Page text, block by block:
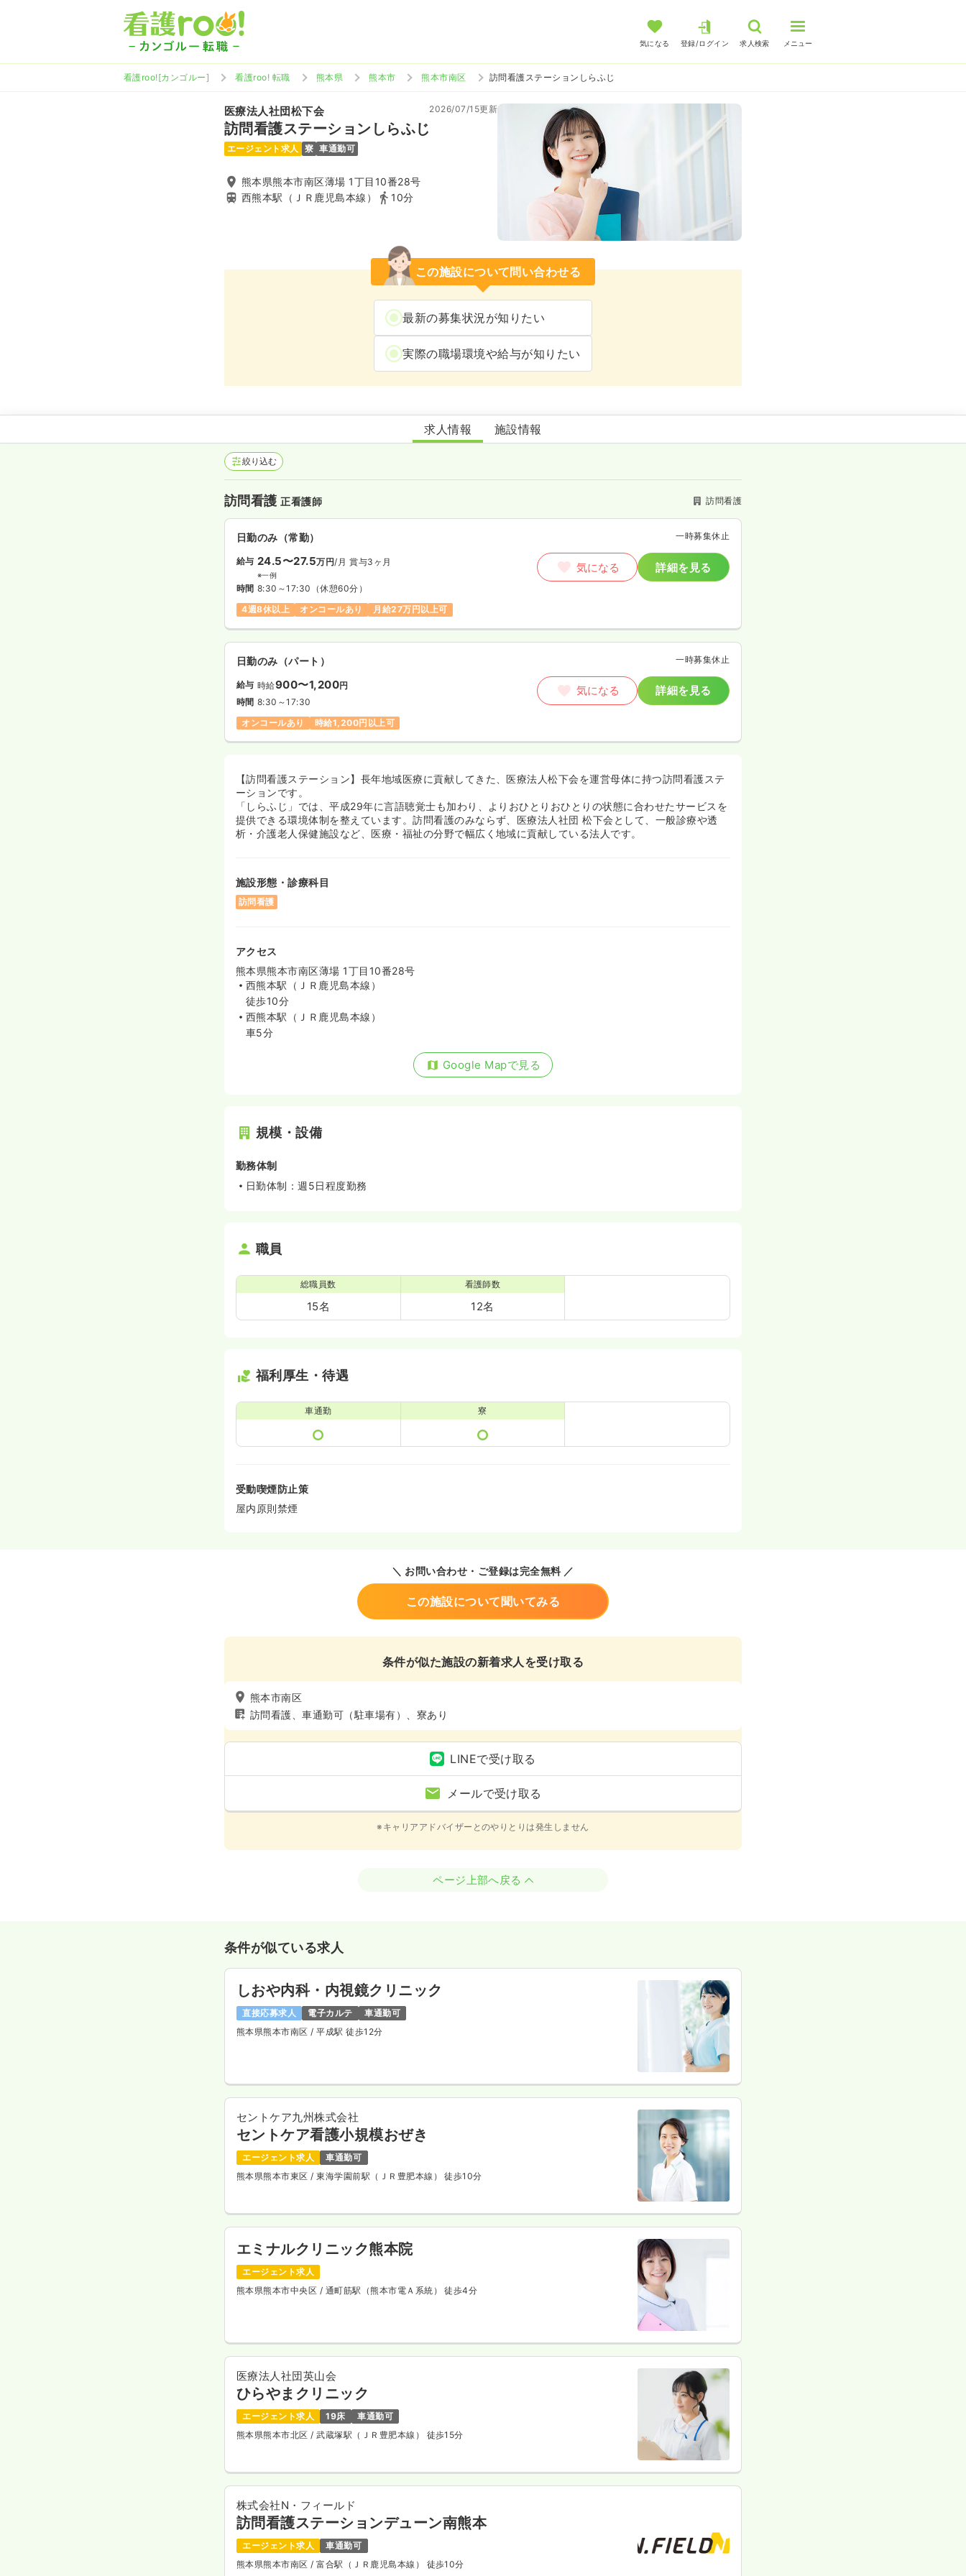
気になる 登録/ログイン 求人検索 メニュー
看護roo![カンゴルー] 看護roo! 転職 熊本県 熊本市 熊本市南区 訪問看護ステーションしらふじ
医療法人社団松下会
訪問看護ステーションしらふじ
2026/07/15更新
エージェント求人 寮 車通勤可
熊本県熊本市南区薄場 1丁目10番28号
西熊本駅（ＪＲ鹿児島本線）
10分
この施設について問い合わせる
最新の募集状況が知りたい
実際の職場環境や給与が知りたい
訪問看護ステーションしらふじ
求人情報 施設情報
絞り込む
訪問看護正看護師 訪問看護
日勤のみ（常勤） 一時募集休止
給与 24.5〜27.5万円/月 賞与3ヶ月
※一例
時間 8:30～17:30 （休憩60分）
4週8休以上
オンコールあり 月給27万円以上可
気になる 詳細を見る
日勤のみ（パート） 一時募集休止
給与 時給900〜1,200円
時間 8:30～17:30
オンコールあり
時給1,200円以上可
気になる 詳細を見る
【訪問看護ステーション】長年地域医療に貢献してきた、医療法人松下会を運営母体に持つ訪問看護ステ
ーションです。
「しらふじ」では、平成29年に言語聴覚士も加わり、よりおひとりおひとりの状態に合わせたサービスを
提供できる環境体制を整えています。訪問看護のみならず、医療法人社団 松下会として、一般診療や透
析・介護老人保健施設など、医療・福祉の分野で幅広く地域に貢献している法人です。
施設形態・診療科目
訪問看護
アクセス
熊本県熊本市南区薄場 1丁目10番28号
西熊本駅（ＪＲ鹿児島本線）
徒歩10分
西熊本駅（ＪＲ鹿児島本線）
車5分
Google Mapで見る
規模・設備
勤務体制
日勤体制：週5日程度勤務
職員
総職員数
15名
看護師数
12名
福利厚生・待遇
車通勤 寮
受動喫煙防止策
屋内原則禁煙
＼ お問い合わせ・ご登録は完全無料 ／
この施設について聞いてみる
条件が似た施設の新着求人を受け取る
熊本市南区
訪問看護、車通勤可（駐車場有）、寮あり
LINEで受け取る
メールで受け取る
※キャリアアドバイザーとのやりとりは発生しません
ページ上部へ戻る
条件が似ている求人
しおや内科・内視鏡クリニック
直接応募求人 電子カルテ
車通勤可
熊本県熊本市南区/ 平成駅 徒歩12分
セントケア九州株式会社
セントケア看護小規模おぜき
エージェント求人
車通勤可
熊本県熊本市東区/ 東海学園前駅（ＪＲ豊肥本線） 徒歩10分
エミナルクリニック熊本院
エージェント求人
熊本県熊本市中央区 / 通町筋駅（熊本市電Ａ系統） 徒歩4分
医療法人社団英山会
ひらやまクリニック
エージェント求人 19床
車通勤可
熊本県熊本市北区/ 武蔵塚駅（ＪＲ豊肥本線） 徒歩15分
株式会社N・フィールド
訪問看護ステーションデューン南熊本
エージェント求人
車通勤可
熊本県熊本市南区/ 富合駅（ＪＲ鹿児島本線） 徒歩10分